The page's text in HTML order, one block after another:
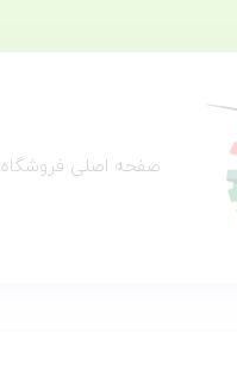
صفحه اصلی فروشگاه